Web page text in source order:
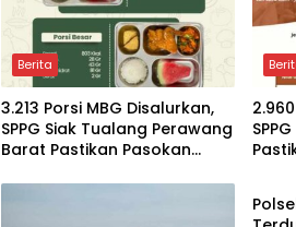
Berita
3.213 Porsi MBG Disalurkan,
SPPG Siak Tualang Perawang
Barat Pastikan Pasokan
Gizi